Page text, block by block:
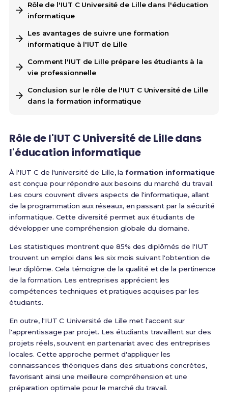
Rôle de l'IUT C Université de Lille dans l'éducation
informatique
Les avantages de suivre une formation
informatique à l'IUT de Lille
Comment l'IUT de Lille prépare les étudiants à la
vie professionnelle
Conclusion sur le rôle de l'IUT C Université de Lille
dans la formation informatique
Rôle de l'IUT C Université de Lille dans
l'éducation informatique
À l'IUT C de l'université de Lille, laformation informatique
est conçue pour répondre aux besoins du marché du travail.
Les cours couvrent divers aspects de l'informatique, allant
de la programmation aux réseaux, en passant par la sécurité
informatique. Cette diversité permet aux étudiants de
développer une compréhension globale du domaine.
Les statistiques montrent que 85% des diplômés de l'IUT
trouvent un emploi dans les six mois suivant l'obtention de
leur diplôme. Cela témoigne de la qualité et de la pertinence
de la formation. Les entreprises apprécient les
compétences techniques et pratiques acquises par les
étudiants.
En outre, l'IUT C Université de Lille met l'accent sur
l'apprentissage par projet. Les étudiants travaillent sur des
projets réels, souvent en partenariat avec des entreprises
locales. Cette approche permet d'appliquer les
connaissances théoriques dans des situations concrètes,
favorisant ainsi une meilleure compréhension et une
préparation optimale pour le marché du travail.